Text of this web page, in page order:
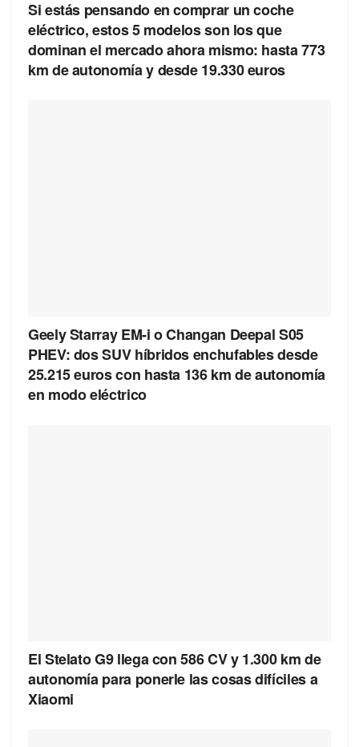
Si estás pensando en comprar un coche
eléctrico, estos 5 modelos son los que
dominan el mercado ahora mismo: hasta 773
km de autonomía y desde 19.330 euros
Geely Starray EM-i o Changan Deepal S05
PHEV: dos SUV híbridos enchufables desde
25.215 euros con hasta 136 km de autonomía
en modo eléctrico
El Stelato G9 llega con 586 CV y 1.300 km de
autonomía para ponerle las cosas difíciles a
Xiaomi